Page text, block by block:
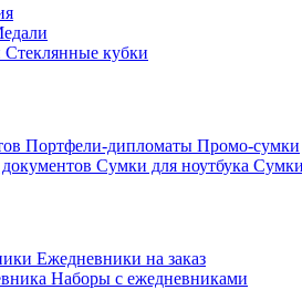
Стеклянные кубки
Портфели-дипломаты Промо-сумки
Сумки для ноутбука
Ежедневники на заказ
Наборы с ежедневниками